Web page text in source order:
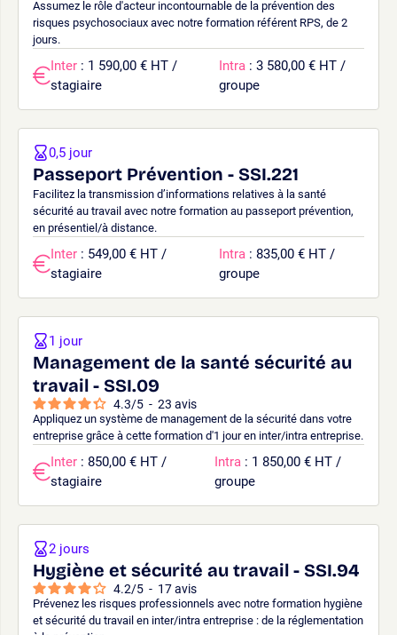
Assumez le rôle d'acteur incontournable de la prévention des
risques psychosociaux avec notre formation référent RPS, de 2
jours.
Inter : 1 590,00 € HT /
stagiaire
Intra : 3 580,00 € HT /
groupe
Passeport Prévention - SSI.221
Facilitez la transmission d’informations relatives à la santé
sécurité au travail avec notre formation au passeport prévention,
en présentiel/à distance.
0,5 jour
Inter : 549,00 € HT /
stagiaire
Intra : 835,00 € HT /
groupe
Management de la santé sécurité au
travail - SSI.09
4.3/5 - 23 avis
Appliquez un système de management de la sécurité dans votre
entreprise grâce à cette formation d'1 jour en inter/intra entreprise.
1 jour
Inter : 850,00 € HT /
stagiaire
Intra : 1 850,00 € HT /
groupe
Hygiène et sécurité au travail - SSI.94
4.2/5 - 17avis
Prévenez les risques professionnels avec notre formation hygiène
et sécurité du travail en inter/intra entreprise : de la réglementation
2 jours